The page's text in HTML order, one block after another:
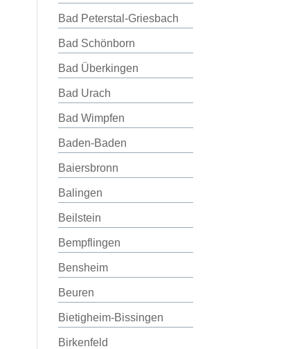
Bad Peterstal-Griesbach
Bad Schönborn
Bad Überkingen
Bad Urach
Bad Wimpfen
Baden-Baden
Baiersbronn
Balingen
Beilstein
Bempflingen
Bensheim
Beuren
Bietigheim-Bissingen
Birkenfeld